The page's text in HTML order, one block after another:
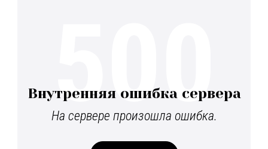
Внутренняя ошибка сервера
На сервере произошла ошибка.
500